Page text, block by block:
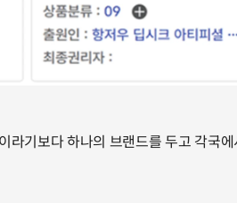
라기보다 하나의 브랜드를 두고 각국